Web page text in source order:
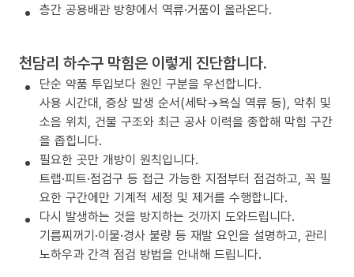
층간 공용배관 방향에서 역류·거품이 올라온다.
천담리 하수구 막힘은 이렇게 진단합니다.
단순 약품 투입보다 원인 구분을 우선합니다.
사용 시간대, 증상 발생 순서(세탁→욕실 역류 등), 악취 및
소음 위치, 건물 구조와 최근 공사 이력을 종합해 막힘 구간
을 좁힙니다.
필요한 곳만 개방이 원칙입니다.
트랩·피트·점검구 등 접근 가능한 지점부터 점검하고, 꼭 필
요한 구간에만 기계적 세정 및 제거를 수행합니다.
다시 발생하는 것을 방지하는 것까지 도와드립니다.
기름찌꺼기·이물·경사 불량 등 재발 요인을 설명하고, 관리
노하우과 간격 점검 방법을 안내해 드립니다.